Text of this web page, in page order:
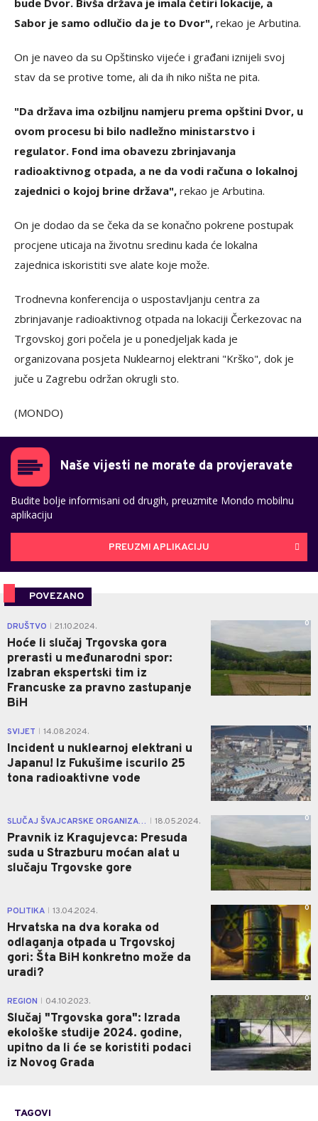
bude Dvor. Bivša država je imala četiri lokacije, a
Sabor je samo odlučio da je to Dvor", rekao je Arbutina.
On je naveo da su Opštinsko vijeće i građani iznijeli svoj
stav da se protive tome, ali da ih niko ništa ne pita.
"Da država ima ozbiljnu namjeru prema opštini Dvor, u
ovom procesu bi bilo nadležno ministarstvo i
regulator. Fond ima obavezu zbrinjavanja
radioaktivnog otpada, a ne da vodi računa o lokalnoj
zajednici o kojoj brine država", rekao je Arbutina.
On je dodao da se čeka da se konačno pokrene postupak
procjene uticaja na životnu sredinu kada će lokalna
zajednica iskoristiti sve alate koje može.
Trodnevna konferencija o uspostavljanju centra za
zbrinjavanje radioaktivnog otpada na lokaciji Čerkezovac na
Trgovskoj gori počela je u ponedjeljak kada je
organizovana posjeta Nuklearnoj elektrani "Krško", dok je
juče u Zagrebu održan okrugli sto.
(MONDO)
Naše vijesti ne morate da provjeravate
Budite bolje informisani od drugih, preuzmite Mondo mobilnu
aplikaciju
PREUZMI APLIKACIJU
POVEZANO
DRUŠTVO 21.10.2024.
Hoće li slučaj Trgovska gora
prerasti u međunarodni spor:
Izabran ekspertski tim iz
Francuske za pravno zastupanje
BiH
0
SVIJET 14.08.2024.
Incident u nuklearnoj elektrani u
Japanu! Iz Fukušime iscurilo 25
tona radioaktivne vode
1
SLUČAJ ŠVAJCARSKE ORGANIZACIJE 18.05.2024.
Pravnik iz Kragujevca: Presuda
suda u Strazburu moćan alat u
slučaju Trgovske gore
0
POLITIKA 13.04.2024.
Hrvatska na dva koraka od
odlaganja otpada u Trgovskoj
gori: Šta BiH konkretno može da
uradi?
0
REGION 04.10.2023.
Slučaj "Trgovska gora": Izrada
ekološke studije 2024. godine,
upitno da li će se koristiti podaci
iz Novog Grada
0
TAGOVI